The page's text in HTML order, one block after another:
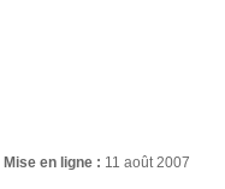
Mise en ligne : 11 août 2007